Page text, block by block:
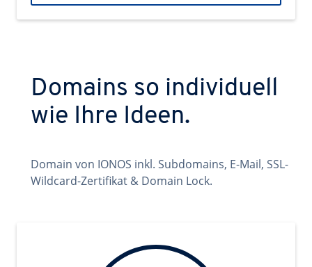
Domains so individuell
wie Ihre Ideen.
Domain von IONOS inkl. Subdomains, E-Mail, SSL-
Wildcard-Zertifikat & Domain Lock.